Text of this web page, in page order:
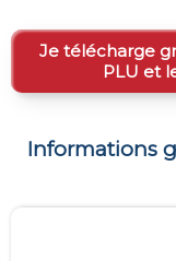
Je télécharge
PLU et
Informations